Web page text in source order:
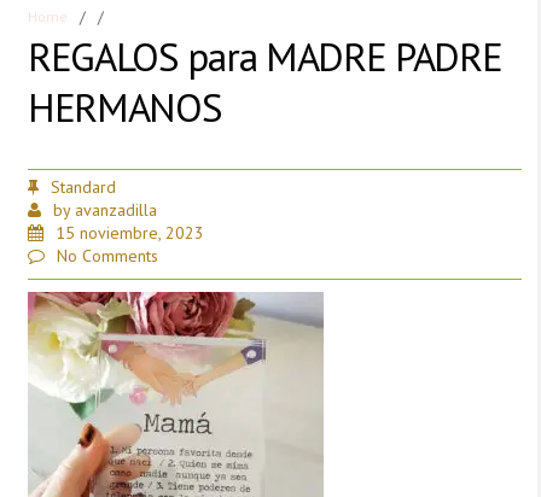
Home / /
REGALOS para MADRE PADRE
HERMANOS
Standard
by avanzadilla
15 noviembre, 2023
No Comments